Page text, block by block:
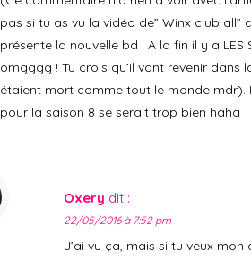
pas si tu as vu la vidéo de” Winx club all”
présente la nouvelle bd . A la fin il y a LES
omgggg ! Tu crois qu’il vont revenir dans
étaient mort comme tout le monde mdr).
pour la saison 8 se serait trop bien haha
Oxery dit :
22/05/2016 à 7:52 pm
J’ai vu ça, mais si tu veux